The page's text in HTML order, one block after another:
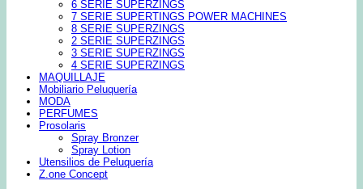
6 SERIE SUPERZINGS
7 SERIE SUPERTINGS POWER MACHINES
8 SERIE SUPERZINGS
2 SERIE SUPERZINGS
3 SERIE SUPERZINGS
4 SERIE SUPERZINGS
MAQUILLAJE
Mobiliario Peluquería
MODA
PERFUMES
Prosolaris
Spray Bronzer
Spray Lotion
Utensilios de Peluquería
Z.one Concept